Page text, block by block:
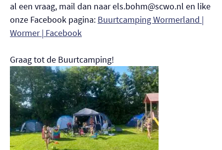
al een vraag, mail dan naar els.bohm@scwo.nl en like
onze Facebook pagina: Buurtcamping Wormerland |
Wormer | Facebook
Graag tot de Buurtcamping!